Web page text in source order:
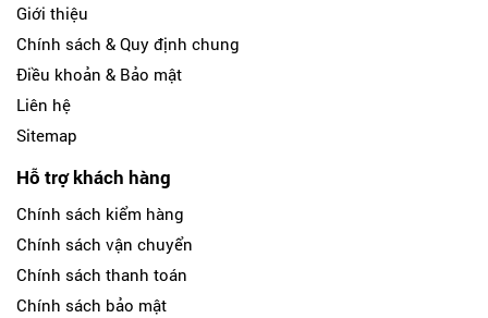
Giới thiệu
Chính sách & Quy định chung
Điều khoản & Bảo mật
Liên hệ
Sitemap
Hỗ trợ khách hàng
Chính sách kiểm hàng
Chính sách vận chuyển
Chính sách thanh toán
Chính sách bảo mật